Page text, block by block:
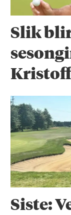
Slik
Siste: